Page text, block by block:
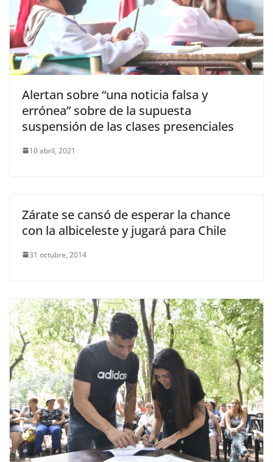
Alertan sobre “una noticia falsa y
errónea” sobre de la supuesta
suspensión de las clases presenciales
10 abril, 2021
Zárate se cansó de esperar la chance
con la albiceleste y jugará para Chile
31 octubre, 2014